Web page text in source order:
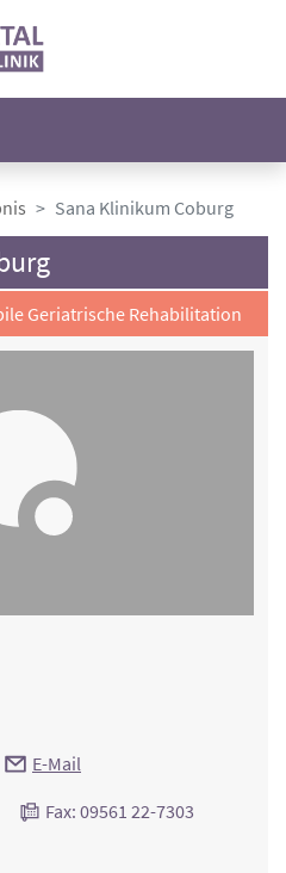
Sana Klinikum Coburg
Geriatrische Rehabilitation
E-Mail
Fax: 09561 22-7303